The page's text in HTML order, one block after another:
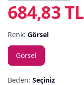
Markalar
Plaj & Mayo
Yazlık Pijama
684,83 TL
Renk: Görsel
Görsel
Beden: Seçiniz